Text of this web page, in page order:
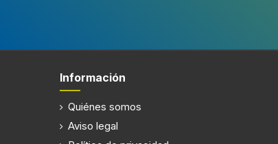
Alumbrado
Potencia de bombilla
Número de bombillas
Información
Quiénes somos
Aviso legal